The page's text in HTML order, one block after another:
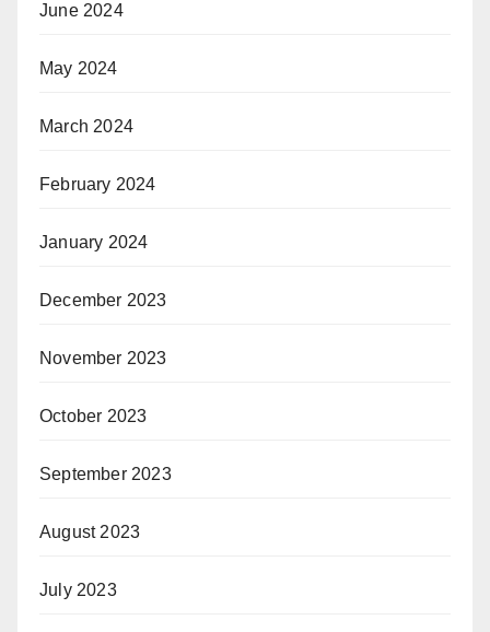
June 2024
May 2024
March 2024
February 2024
January 2024
December 2023
November 2023
October 2023
September 2023
August 2023
July 2023